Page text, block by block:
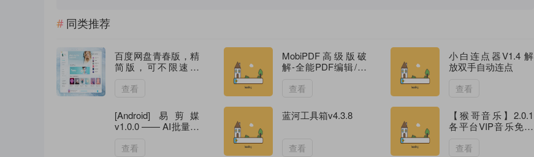
同类推荐
百度网盘青春版，精
简版，可不限速下
查看
MobiPDF高级版破
解-全能PDF编辑/转
查看
小白连点器V1.4 解
放双手自动连点
查看
[Android] 易剪媒
v1.0.0 —— AI批量自
查看
蓝河工具箱v4.3.8
查看
【猴哥音乐】2.0.1
各平台VIP音乐免费
查看